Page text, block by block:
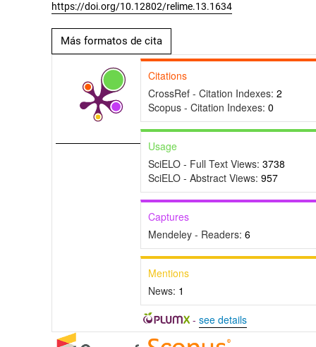
https://doi.org/10.12802/relime.13.1634
Más formatos de cita
Citations
CrossRef - Citation Indexes: 2
Scopus - Citation Indexes: 0
Usage
SciELO - Full Text Views: 3738
SciELO - Abstract Views: 957
Captures
Mendeley - Readers: 6
Mentions
News: 1
- see details